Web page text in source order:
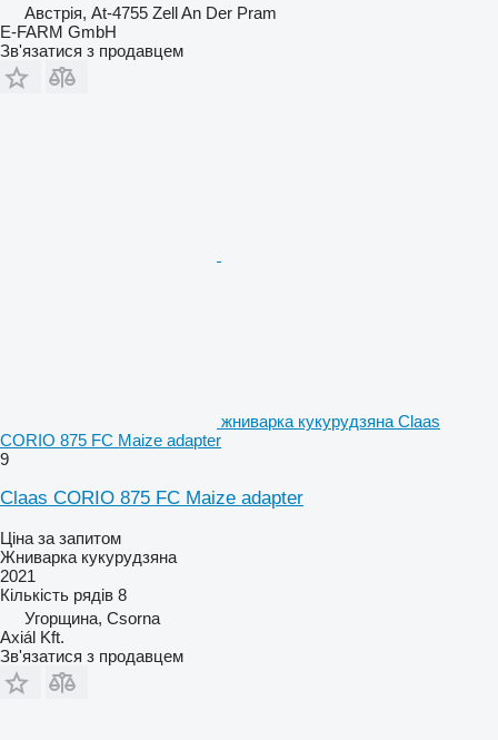
Австрія, At-4755 Zell An Der Pram
E-FARM GmbH
Зв'язатися з продавцем
жниварка кукурудзяна Claas
CORIO 875 FC Maize adapter
9
Claas CORIO 875 FC Maize adapter
Ціна за запитом
Жниварка кукурудзяна
2021
Кількість рядів 8
Угорщина, Csorna
Axiál Kft.
Зв'язатися з продавцем